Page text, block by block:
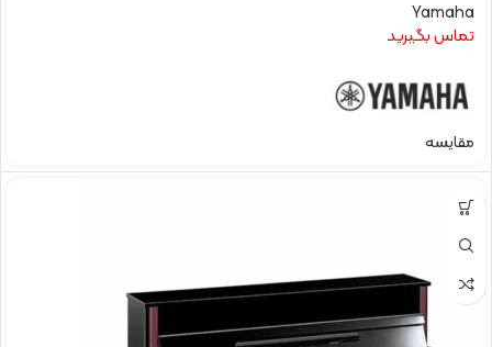
Yamaha
تماس بگیرید
مقایسه